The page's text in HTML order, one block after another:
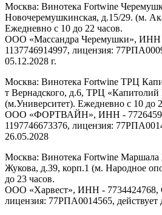
Москва: Винотека Fortwine
Новочеремушкинская, д.15/29. (м.
Ежедневно с 10 до 22 часов.
ООО «Массандра Черемушки», ИНН
1137746914997, лицензия:
05.12.2028 г.
Москва: Винотека Fortwine ТРЦ
т Вернадского, д.6, ТРЦ «Капитолий
(м.Университет). Ежедневно с 10 до
ООО «ФОРТВАЙН», ИНН -
1197746673376, лицензия:
26.05.2028
Москва: Винотека Fortwine
Жукова, д.39, корп.1 (м. Народное
до 23 часов.
ООО «Харвест», ИНН - 7734424768,
лицензия: 77РПА0014565, действует